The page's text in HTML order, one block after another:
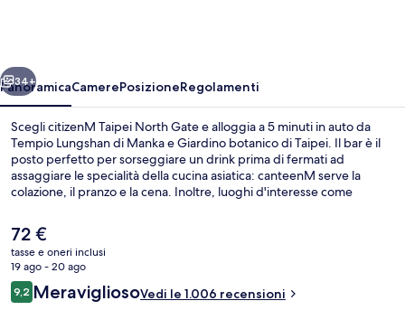
Avanti
34+
PanoramicaCamerePosizioneRegolamenti
Scegli citizenM Taipei North Gate e alloggia a 5 minuti in auto da
Tempio Lungshan di Manka e Giardino botanico di Taipei. Il bar è il
posto perfetto per sorseggiare un drink prima di fermati ad
assaggiare le specialità della cucina asiatica: canteenM serve la
colazione, il pranzo e la cena. Inoltre, luoghi d'interesse come
Ningxia si trovano a soli 5 minuti in auto. Le recensioni apprezzano la
posizione comoda per i mezzi pubblici: Stazione LRT di Beimen si
trova a 4 min e Stazione LRT di Ximen a 5 min.
Il
prezzo
attuale
è
72 €
72 €
tasse e oneri inclusi
19 ago - 20 ago
Recensioni
9,29,2 su 10
MeravigliosoVedi le 1.006 recensioni